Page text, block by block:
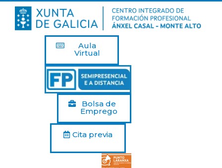
Aula
Virtual
Bolsa de
Emprego
Cita previa